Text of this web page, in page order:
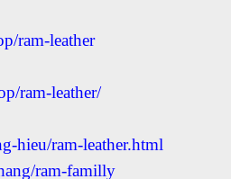
ram-leather
ram-leather/
hieu/ram-leather.html
ram-familly